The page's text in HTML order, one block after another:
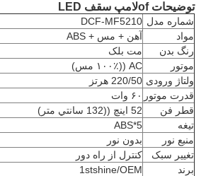
توضیحات o f لامپ سقف LED
شماره مدل
DCF-MF5210
مواد
آهن + مس + ABS
رنگ بدن
مت بلک
موتور
AC ((۱۰۰٪ مس)
ولتاژ ورودی 220/50 هرتز
قدرت موتور۶۰ وات
قطر فن
52 اينچ ((132 سانتي متر)
تیغه
5*ABS
منبع نور
بدون نور
تغییر سبک
کنترل از راه دور
برند
1stshine/OEM